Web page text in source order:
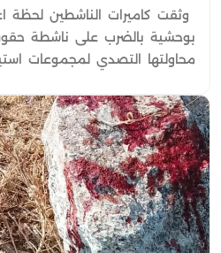
وثقت كاميرات الناشطين لحظة
بوحشية بالضرب على ناشطة
محاولتها التصدي لمجموعات
في الضفة الغربية المحتلة.